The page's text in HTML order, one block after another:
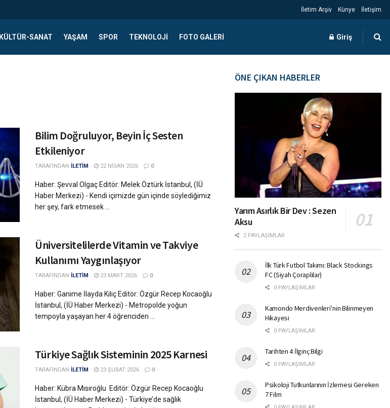
İletim Arşiv Künye İletişim
KÜLTÜR-SANAT YAŞAM SPOR TEKNOLOJI FOTO GALERI Giriş
Bilim Doğruluyor, Beyin İç Sesten
Etkileniyor
TARAFINDAN İLETİM 22 NISAN 2026 0
Haber: Şevval Olgaç Editör: Melek Öztürk İstanbul, (İÜ
Haber Merkezi) - Kendi içimizde gün içinde söylediğimiz
her şey, fark etmesek ...
Üniversitelilerde Vitamin ve Takviye
Kullanımı Yaygınlaşıyor
TARAFINDAN İLETİM 23 MART 2026 0
Haber: Ganime İlayda Kılıç Editör: Özgür Recep Kocaoğlu
İstanbul, (İÜ Haber Merkezi) - Metropolde yoğun
tempoyla yaşayan her 4 öğrenciden ...
Türkiye Sağlık Sisteminin 2025 Karnesi
TARAFINDAN İLETİM 23 ŞUBAT 2026 0
Haber: Kübra Mısıroğlu Editör: Özgür Recep Kocaoğlu
İstanbul, (İÜ Haber Merkezi) - Türkiye’de sağlık
ÖNE ÇIKAN HABERLER
Yarım Asırlık Bir Dev : Sezen
Aksu
2 PAYLAŞIMLAR
İlk Türk Futbol Takımı: Black Stockings
FC (Siyah Çoraplılar)
0 PAYLAŞIMLAR
Kamondo Merdivenleri’nin Bilinmeyen
Hikayesi
0 PAYLAŞIMLAR
Tarihten 4 İlginç Bilgi
0 PAYLAŞIMLAR
Psikoloji Tutkunlarının İzlemesi Gereken
7 Film